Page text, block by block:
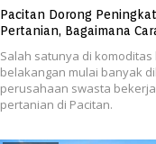
Pacitan Dorong
Pertanian, Bagaimana
Salah satunya di
belakangan mulai banyak
perusahaan swasta
pertanian di Pacitan.